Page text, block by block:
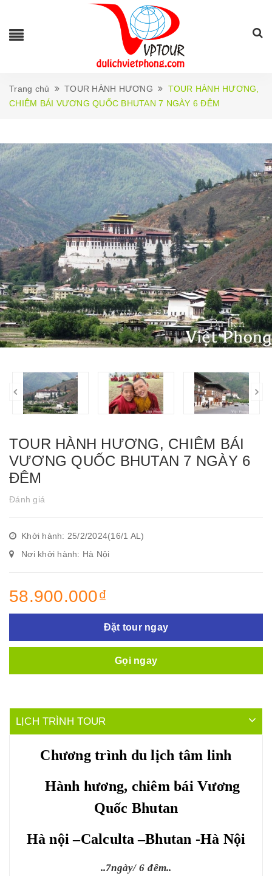
Trang chủ TOUR HÀNH HƯƠNG
TOUR HÀNH HƯƠNG,
CHIÊM BÁI VƯƠNG QUỐC BHUTAN 7 NGÀY 6 ĐÊM
TOUR HÀNH HƯƠNG, CHIÊM BÁI
VƯƠNG QUỐC BHUTAN 7 NGÀY 6
ĐÊM
Đánh giá
Khởi hành: 25/2/2024(16/1 AL)
Nơi khởi hành: Hà Nội
58.900.000₫
Đặt tour ngay
Gọi ngay
LỊCH TRÌNH TOUR
Chương trình du lịch tâm linh
Hành hương, chiêm bái Vương
Quốc Bhutan
Hà nội –Calculta –Bhutan -Hà Nội
..7ngày/ 6 đêm..